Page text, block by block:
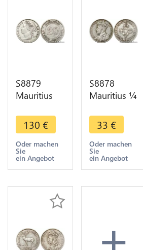
S8879
Mauritius
Victoria
1878
Argent
Silver Only
50K ! -
130 €
Oder machen
Sie
ein Angebot
S8878
Mauritius ¼
George V
1936
Argent
Silver -
>Make
33 €
Oder machen
Sie
ein Angebot
+